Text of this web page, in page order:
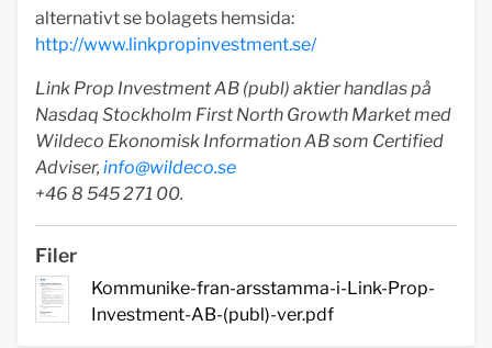
alternativt se bolagets hemsida:
http://www.linkpropinvestment.se/
Link Prop Investment AB (publ) aktier handlas på
Nasdaq Stockholm First North Growth Market med
Wildeco Ekonomisk Information AB som Certified
Adviser, info@wildeco.se
+46 8 545 271 00.
Filer
Kommunike-fran-arsstamma-i-Link-Prop-
Investment-AB-(publ)-ver.pdf